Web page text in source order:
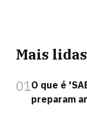
Mais lidas
01O que é
preparam